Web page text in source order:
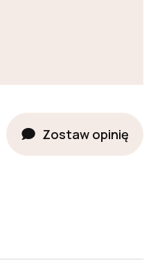
Zostaw opinię